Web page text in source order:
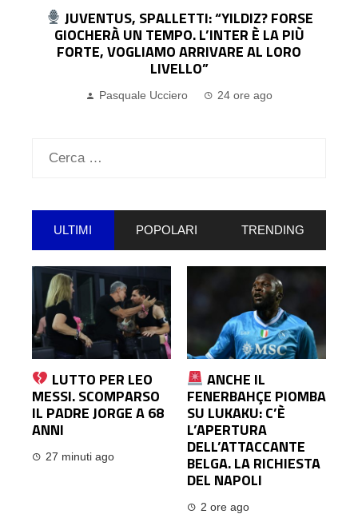
UDINESE, IL DG COLLAVINO: “KRISTENSEN?
LO CEDEREMO SOLO PER UN’OFFERTA
IRRINUNCIABILE. SUL MERCATO…”
Ricerca
ULTIMI POPOLARI TRENDING
LUTTO PER LEO
MESSI. SCOMPARSO
IL PADRE JORGE A 68
ANNI
27 minuti ago
ANCHE IL
FENERBAHÇE PIOMBA
SU LUKAKU: C’È
L’APERTURA
DELL’ATTACCANTE
BELGA. LA RICHIESTA
DEL NAPOLI
2 ore ago